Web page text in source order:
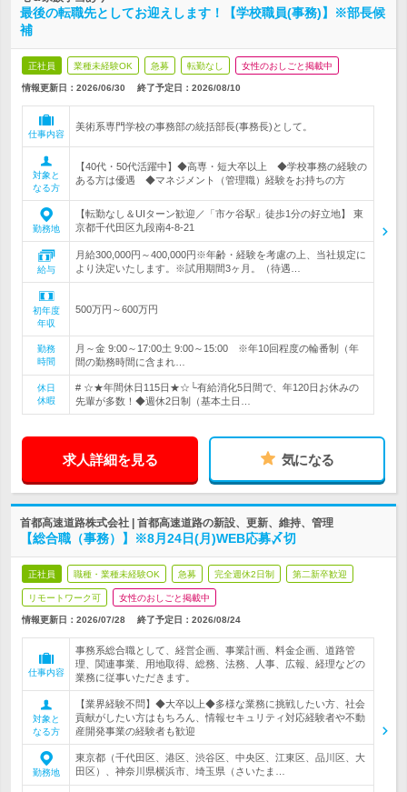
最後の転職先としてお迎えします！【学校職員(事務)】※部長候
補
正社員 業種未経験OK 急募 転勤なし 女性のおしごと掲載中
情報更新日：2026/06/30 終了予定日： 2026/08/10
仕事内容
美術系専門学校の事務部の統括部長(事務長)として。
対象と
なる方
【40代・50代活躍中】◆高専・短大卒以上 ◆学校事務の経験の
ある方は優遇 ◆マネジメント（管理職）経験をお持ちの方
勤務地
【転勤なし＆UIターン歓迎／「市ケ谷駅」徒歩1分の好立地】 東
京都千代田区九段南4-8-21
給与
月給300,000円～400,000円※年齢・経験を考慮の上、当社規定に
より決定いたします。※試用期間3ヶ月。（待遇…
初年度
年収
500万円～600万円
勤務
時間
月～金 9:00～17:00土 9:00～15:00 ※年10回程度の輪番制（年
間の勤務時間に含まれ…
休日
休暇
# ☆★年間休日115日★☆└有給消化5日間で、年120日お休みの
先輩が多数！◆週休2日制（基本土日…
求人詳細を見る 気になる
首都高速道路株式会社 | 首都高速道路の新設、更新、維持、管理
【総合職（事務）】※8月24日(月)WEB応募〆切
正社員 職種・業種未経験OK 急募 完全週休2日制 第二新卒歓迎
リモートワーク可 女性のおしごと掲載中
情報更新日：2026/07/28 終了予定日： 2026/08/24
仕事内容
事務系総合職として、経営企画、事業計画、料金企画、道路管
理、関連事業、用地取得、総務、法務、人事、広報、経理などの
業務に従事いただきます。
対象と
なる方
【業界経験不問】◆大卒以上◆多様な業務に挑戦したい方、社会
貢献がしたい方はもちろん、情報セキュリティ対応経験者や不動
産開発事業の経験者も歓迎
勤務地
東京都（千代田区、港区、渋谷区、中央区、江東区、品川区、大
田区）、神奈川県横浜市、埼玉県（さいたま…